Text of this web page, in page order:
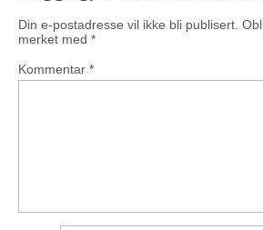
Din e-postadresse vil ikke bli publisert.
merket med *
Kommentar *